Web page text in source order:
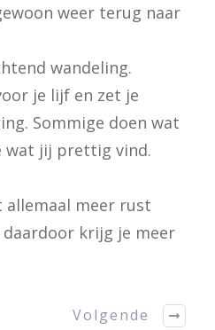
weer terug naar
wandeling.
je lijf en zet je
Sommige doen wat
wat jij prettig vind.
allemaal meer rust
krijg je meer
Volgende